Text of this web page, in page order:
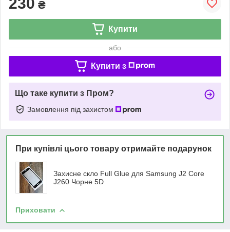
₴
Купити
або
Купити з
Що таке купити з Пром?
Замовлення під захистом
При купівлі цього товару отримайте подарунок
Захисне скло Full Glue для Samsung J2 Core
J260 Чорне 5D
Приховати